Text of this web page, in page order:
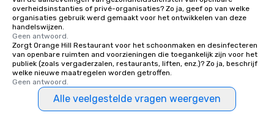
overheidsinstanties of privé-organisaties? Zo ja, geef op van welke
organisaties gebruik werd gemaakt voor het ontwikkelen van deze
handelswijzen.
Geen antwoord.
Zorgt Orange Hill Restaurant voor het schoonmaken en desinfecteren
van openbare ruimten and voorzieningen die toegankelijk zijn voor het
publiek (zoals vergaderzalen, restaurants, liften, enz.)? Zo ja, beschrijf
welke nieuwe maatregelen worden getroffen.
Geen antwoord.
Alle veelgestelde vragen weergeven